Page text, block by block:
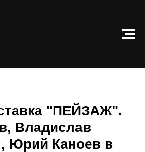
"ПЕЙЗАЖ".
Владислав
Юрий Каноев в